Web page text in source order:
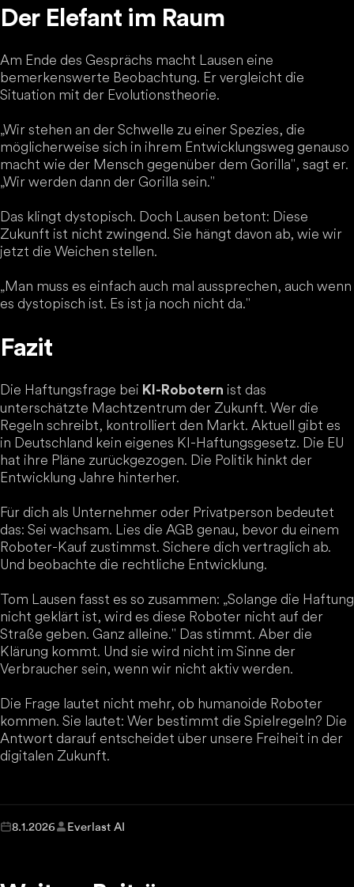
Der Elefant im Raum
Am Ende des Gesprächs macht Lausen eine
bemerkenswerte Beobachtung. Er vergleicht die
Situation mit der Evolutionstheorie.
„Wir stehen an der Schwelle zu einer Spezies, die
möglicherweise sich in ihrem Entwicklungsweg genauso
macht wie der Mensch gegenüber dem Gorilla", sagt er.
„Wir werden dann der Gorilla sein."
Das klingt dystopisch. Doch Lausen betont: Diese
Zukunft ist nicht zwingend. Sie hängt davon ab, wie wir
jetzt die Weichen stellen.
„Man muss es einfach auch mal aussprechen, auch wenn
es dystopisch ist. Es ist ja noch nicht da."
Fazit
Die Haftungsfrage bei KI-Robotern ist das
unterschätzte Machtzentrum der Zukunft. Wer die
Regeln schreibt, kontrolliert den Markt. Aktuell gibt es
in Deutschland kein eigenes KI-Haftungsgesetz. Die EU
hat ihre Pläne zurückgezogen. Die Politik hinkt der
Entwicklung Jahre hinterher.
Für dich als Unternehmer oder Privatperson bedeutet
das: Sei wachsam. Lies die AGB genau, bevor du einem
Roboter-Kauf zustimmst. Sichere dich vertraglich ab.
Und beobachte die rechtliche Entwicklung.
Tom Lausen fasst es so zusammen: „Solange die Haftung
nicht geklärt ist, wird es diese Roboter nicht auf der
Straße geben. Ganz alleine." Das stimmt. Aber die
Klärung kommt. Und sie wird nicht im Sinne der
Verbraucher sein, wenn wir nicht aktiv werden.
Die Frage lautet nicht mehr, ob humanoide Roboter
kommen. Sie lautet: Wer bestimmt die Spielregeln? Die
Antwort darauf entscheidet über unsere Freiheit in der
digitalen Zukunft.
8.1.2026 Everlast AI